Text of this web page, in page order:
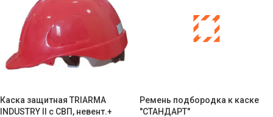
Каска защитная TRIARMA
INDUSTRY II с СВП, невент.+
Ремень подбородка к каске
"СТАНДАРТ"